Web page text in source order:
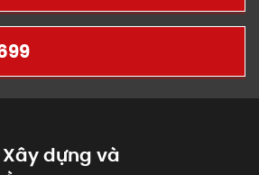
Xây dựng và